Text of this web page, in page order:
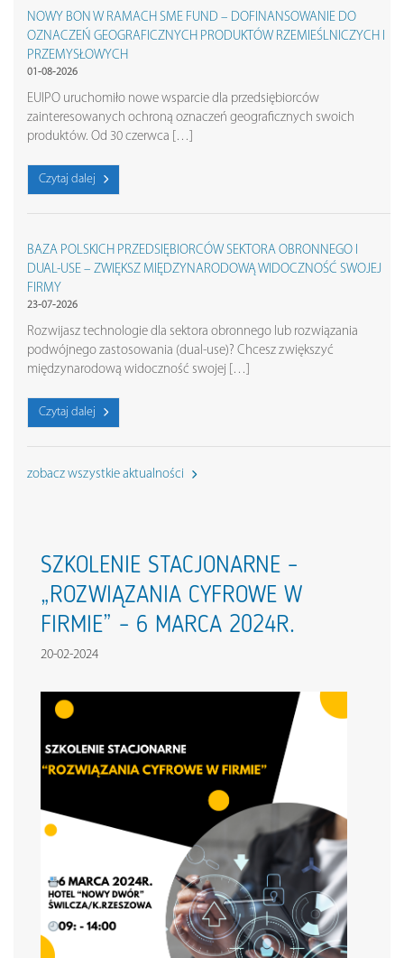
NOWY BON W RAMACH SME FUND – DOFINANSOWANIE DO
OZNACZEŃ GEOGRAFICZNYCH PRODUKTÓW RZEMIEŚLNICZYCH I
PRZEMYSŁOWYCH
01-08-2026
EUIPO uruchomiło nowe wsparcie dla przedsiębiorców
zainteresowanych ochroną oznaczeń geograficznych swoich
produktów. Od 30 czerwca […]
Czytaj dalej
BAZA POLSKICH PRZEDSIĘBIORCÓW SEKTORA OBRONNEGO I
DUAL-USE – ZWIĘKSZ MIĘDZYNARODOWĄ WIDOCZNOŚĆ SWOJEJ
FIRMY
23-07-2026
Rozwijasz technologie dla sektora obronnego lub rozwiązania
podwójnego zastosowania (dual-use)? Chcesz zwiększyć
międzynarodową widoczność swojej […]
Czytaj dalej
zobacz wszystkie aktualności
SZKOLENIE STACJONARNE –
„ROZWIĄZANIA CYFROWE W
FIRMIE” – 6 MARCA 2024R.
20-02-2024